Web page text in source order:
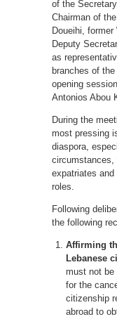
of the
Chairman of
Doueihi,
Deputy
as
branches of
opening
Antonios Abou
During the
most pressing
diaspora,
circumstances,
expatriates and
roles.
Following
the following
Affirming
Lebanese
must not
for the
citizenship
abroad to